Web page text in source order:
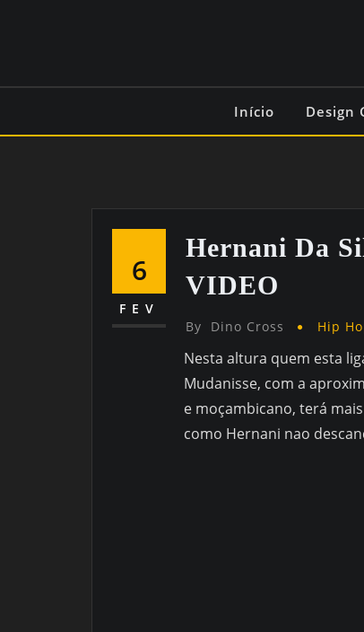
Início Design
6
FEV
Hernani Da
VIDEO
By Dino Cross Hip
Nesta altura quem esta
Mudanisse, com a
e moçambicano, terá
como Hernani nao